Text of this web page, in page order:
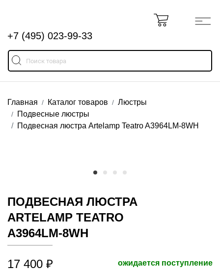
+7 (495) 023-99-33
Главная Каталог товаров
Люстры
Подвесные люстры
Подвесная люстра Artelamp Teatro A3964LM-8WH
ПОДВЕСНАЯ ЛЮСТРА
ARTELAMP TEATRO
A3964LM-8WH
17 400 ₽ ожидается поступление